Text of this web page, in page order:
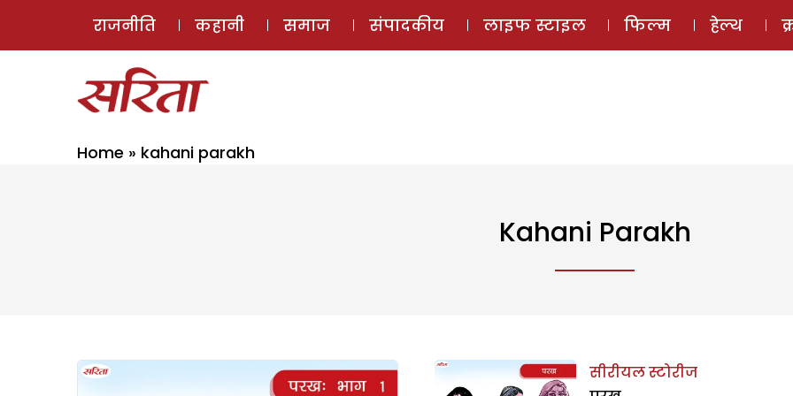
ई-मैगज़ीन
राजनीति कहानी समाज संपादकीय लाइफ स्टाइल फिल्म हेल्थ
Home » kahani parakh
Kahani Parakh
सीरीयल स्टोरीज